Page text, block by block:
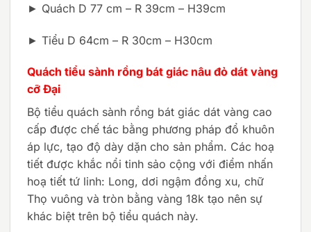
► Quách D 77 cm – R 39cm – H39cm
► Tiểu D 64cm – R 30cm – H30cm
Quách tiểu sành rồng bát giác nâu đỏ dát vàng
cỡ Đại
Bộ tiểu quách sành rồng bát giác dát vàng cao
cấp được chế tác bằng phương pháp đổ khuôn
áp lực, tạo độ dày dặn cho sản phẩm. Các hoạ
tiết được khắc nổi tinh sảo cộng với điểm nhấn
hoạ tiết tứ linh: Long, dơi ngậm đồng xu, chữ
Thọ vuông và tròn bằng vàng 18k tạo nên sự
khác biệt trên bộ tiểu quách này.